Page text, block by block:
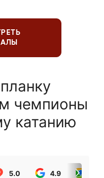
чемпионы
катанию
5.0 4.9